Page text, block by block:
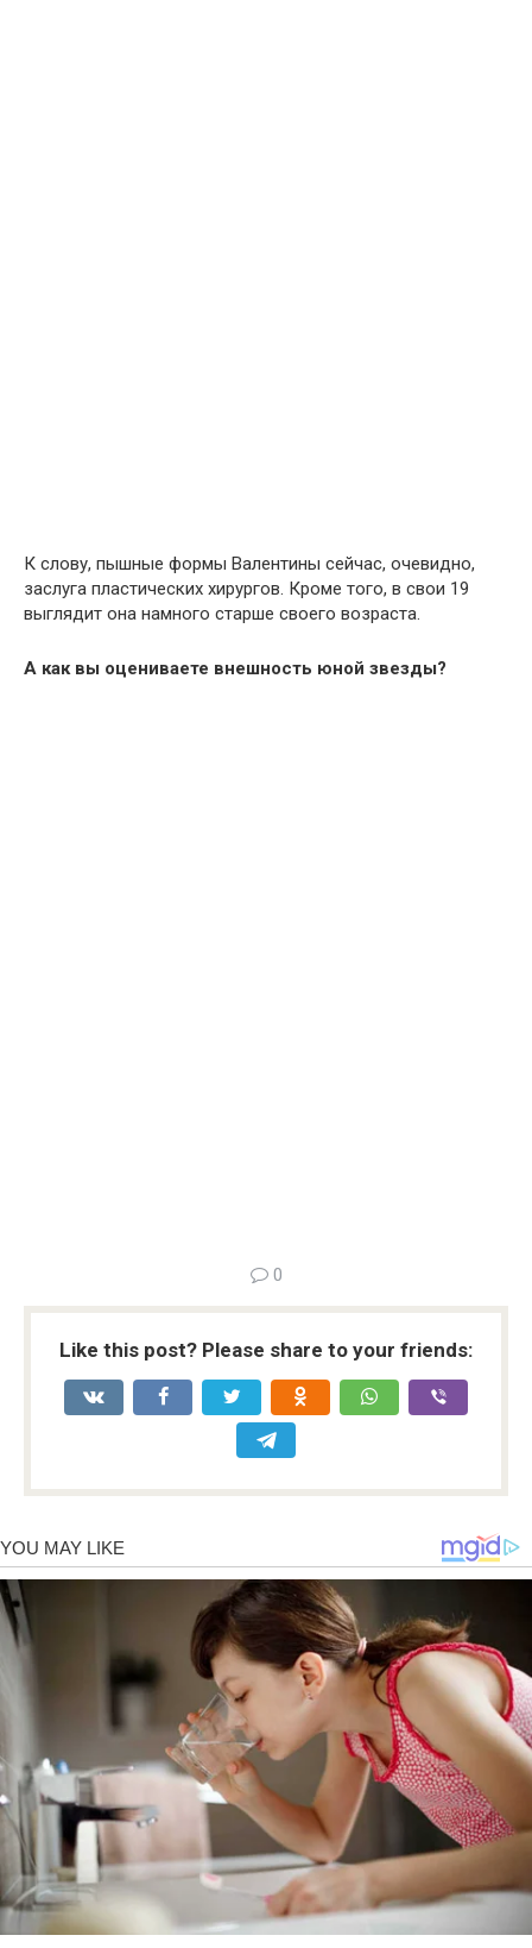
К слову, пышные формы Валентины сейчас, очевидно,
заслуга пластических хирургов. Кроме того, в свои 19
выглядит она намного старше своего возраста.
А как вы оцениваете внешность юной звезды?
0
Like this post? Please share to your friends: